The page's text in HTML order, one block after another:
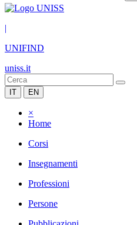
|
UNIFIND
uniss.it
IT EN
×
Home
Corsi
Insegnamenti
Professioni
Persone